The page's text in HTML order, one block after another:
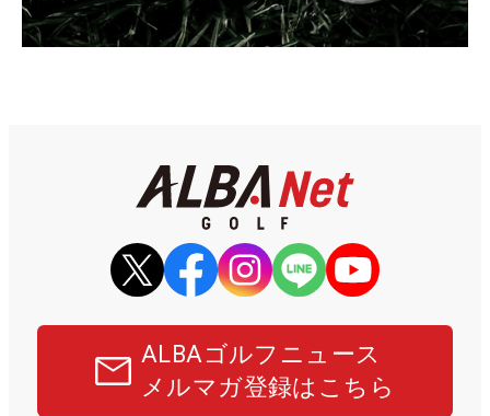
ALBAゴルフニュース
メルマガ登録はこちら